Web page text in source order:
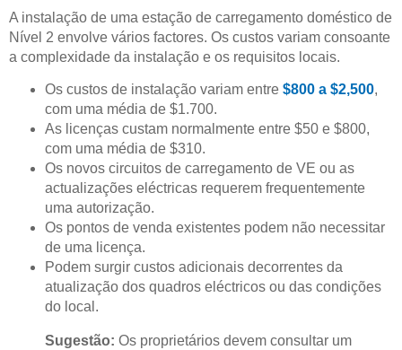
A instalação de uma estação de carregamento doméstico de
Nível 2 envolve vários factores. Os custos variam consoante
a complexidade da instalação e os requisitos locais.
Os custos de instalação variam entre $800 a $2,500,
com uma média de $1.700.
As licenças custam normalmente entre $50 e $800,
com uma média de $310.
Os novos circuitos de carregamento de VE ou as
actualizações eléctricas requerem frequentemente
uma autorização.
Os pontos de venda existentes podem não necessitar
de uma licença.
Podem surgir custos adicionais decorrentes da
atualização dos quadros eléctricos ou das condições
do local.
Sugestão: Os proprietários devem consultar um